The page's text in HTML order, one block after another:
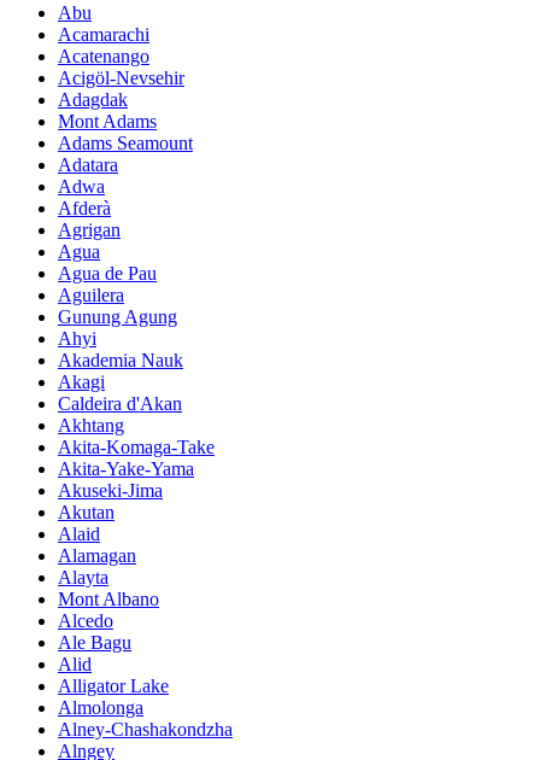
Abu
Acamarachi
Acatenango
Acigöl-Nevsehir
Adagdak
Mont Adams
Adams Seamount
Adatara
Adwa
Afderà
Agrigan
Agua
Agua de Pau
Aguilera
Gunung Agung
Ahyi
Akademia Nauk
Akagi
Caldeira d'Akan
Akhtang
Akita-Komaga-Take
Akita-Yake-Yama
Akuseki-Jima
Akutan
Alaid
Alamagan
Alayta
Mont Albano
Alcedo
Ale Bagu
Alid
Alligator Lake
Almolonga
Alney-Chashakondzha
Alngey